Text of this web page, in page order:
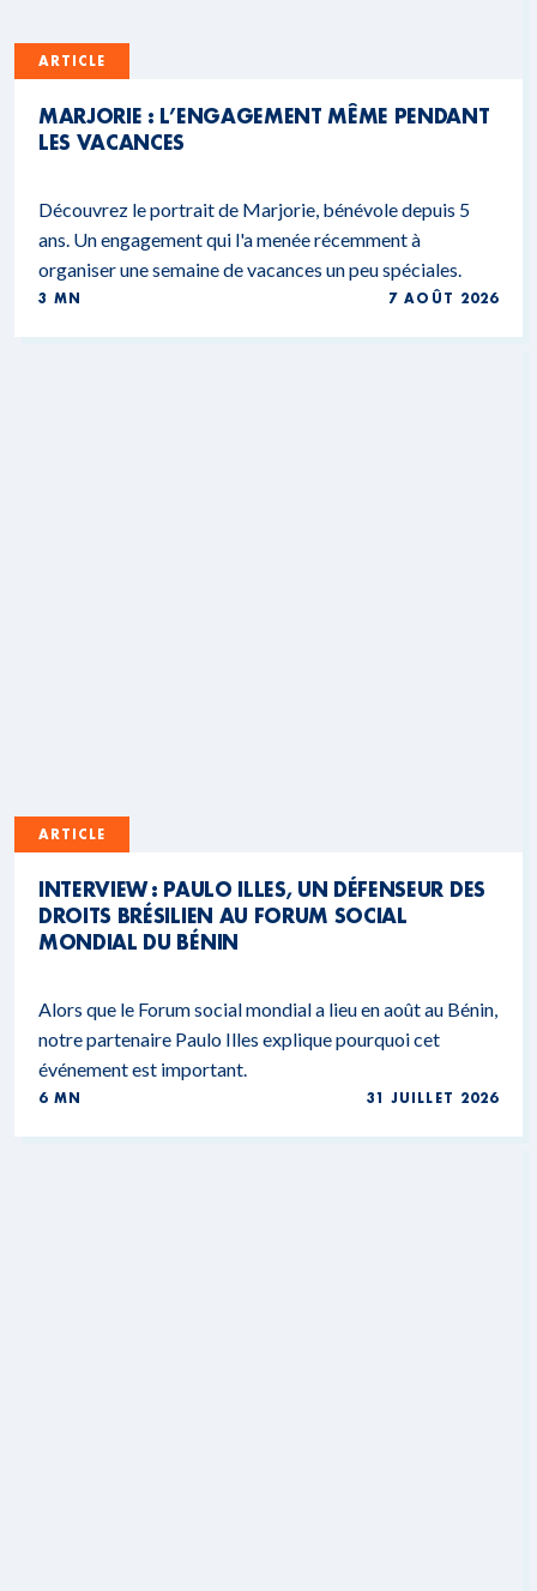
ARTICLE
MARJORIE : L’ENGAGEMENT MÊME PENDANT
LES VACANCES
Découvrez le portrait de Marjorie, bénévole depuis 5
ans. Un engagement qui l'a menée récemment à
organiser une semaine de vacances un peu spéciales.
3 MN 7 AOÛT 2026
ARTICLE
INTERVIEW : PAULO ILLES, UN DÉFENSEUR DES
DROITS BRÉSILIEN AU FORUM SOCIAL
MONDIAL DU BÉNIN
Alors que le Forum social mondial a lieu en août au Bénin,
notre partenaire Paulo Illes explique pourquoi cet
événement est important.
6 MN 31 JUILLET 2026